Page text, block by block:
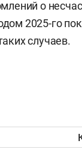
о
2025-го
случаев.